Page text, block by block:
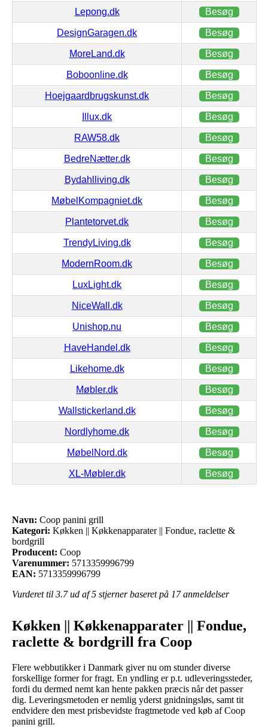
Lepong.dk Besøg
DesignGaragen.dk Besøg
MoreLand.dk Besøg
Boboonline.dk Besøg
Hoejgaardbrugskunst.dk Besøg
Illux.dk Besøg
RAW58.dk Besøg
BedreNætter.dk Besøg
Bydahlliving.dk Besøg
MøbelKompagniet.dk Besøg
Plantetorvet.dk Besøg
TrendyLiving.dk Besøg
ModernRoom.dk Besøg
LuxLight.dk Besøg
NiceWall.dk Besøg
Unishop.nu Besøg
HaveHandel.dk Besøg
Likehome.dk Besøg
Møbler.dk Besøg
Wallstickerland.dk Besøg
Nordlyhome.dk Besøg
MøbelNord.dk Besøg
XL-Møbler.dk Besøg
Navn: Coop panini grill
Kategori: Køkken || Køkkenapparater || Fondue, raclette &
bordgrill
Producent: Coop
Varenummer: 5713359996799
EAN: 5713359996799
Vurderet til 3.7ud af 5 stjerner baseret på 17anmeldelser
Køkken || Køkkenapparater || Fondue,
raclette & bordgrill fra Coop
Flere webbutikker i Danmark giver nu om stunder diverse
forskellige former for fragt. En yndling er p.t. udleveringssteder,
fordi du dermed nemt kan hente pakken præcis når det passer
dig. Leveringsmetoden er nemlig yderst gnidningsløs, samt tit
endvidere den mest prisbevidste fragtmetode ved køb af Coop
panini grill.